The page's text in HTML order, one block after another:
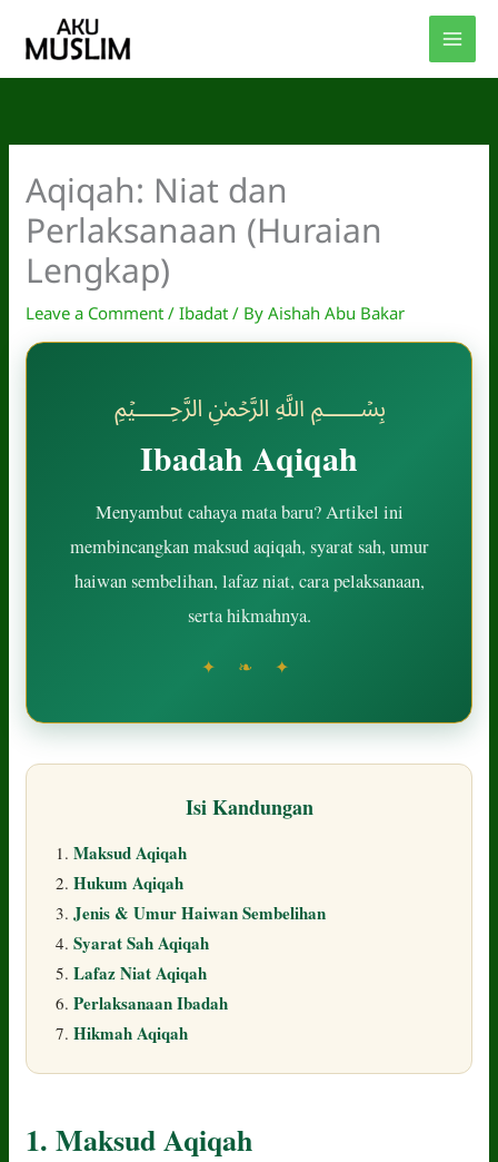
Aqiqah: Niat dan
Perlaksanaan (Huraian
Lengkap)
Leave a Comment /Ibadat / ByAishah Abu Bakar
﷽
Ibadah Aqiqah
Menyambut cahaya mata baru? Artikel ini
membincangkan maksud aqiqah, syarat sah, umur
haiwan sembelihan, lafaz niat, cara pelaksanaan,
serta hikmahnya.
✦ ❧ ✦
Isi Kandungan
Maksud Aqiqah
Hukum Aqiqah
Jenis & Umur Haiwan Sembelihan
Syarat Sah Aqiqah
Lafaz Niat Aqiqah
Perlaksanaan Ibadah
Hikmah Aqiqah
1. Maksud Aqiqah